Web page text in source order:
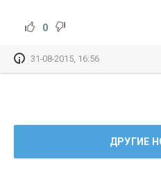
0
31-08-2015, 16:56
ДРУГИЕ